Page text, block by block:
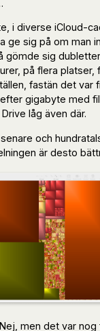
i diverse iCloud-
ge sig på om man
gömde sig
på flera platser,
fastän det var
gigabyte med
låg även där.
och
är desto
men det var